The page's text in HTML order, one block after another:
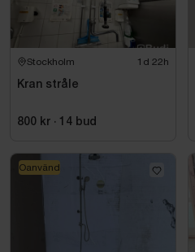
Stockholm 1d 22h
Kran stråle
800 kr · 14 bud
Oanvänd